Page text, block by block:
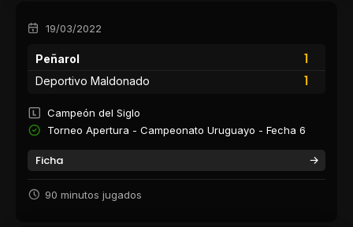
19/03/2022
Peñarol
1
1
Deportivo Maldonado
Campeón del Siglo
Torneo Apertura - Campeonato Uruguayo - Fecha 6
Ficha
90 minutos jugados